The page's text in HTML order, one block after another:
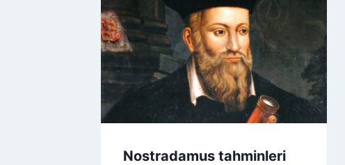
Nostradamus tahminleri